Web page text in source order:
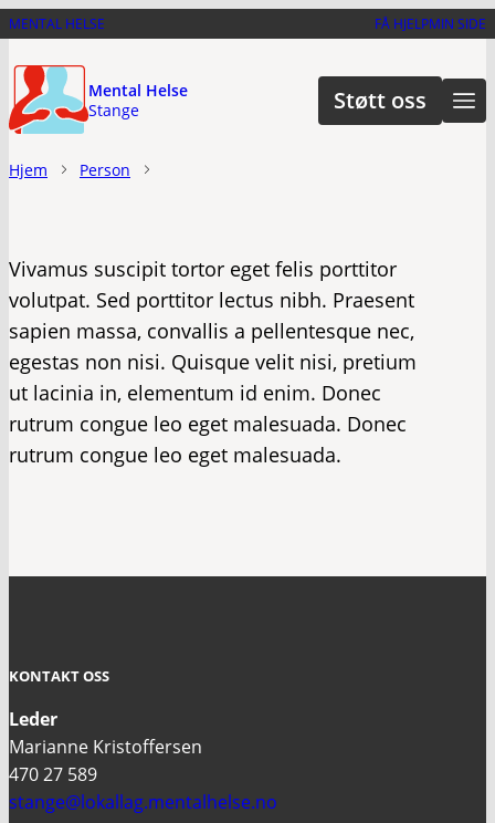
Hopp
hovedinnhold
MENTAL HELSE FÅ HJELPMIN SIDE
Mental Helse
Stange
Støtt oss
Hjem Person
Vivamus suscipit tortor eget felis porttitor
volutpat. Sed porttitor lectus nibh. Praesent
sapien massa, convallis a pellentesque nec,
egestas non nisi. Quisque velit nisi, pretium
ut lacinia in, elementum id enim. Donec
rutrum congue leo eget malesuada. Donec
rutrum congue leo eget malesuada.
KONTAKT OSS
Leder
Marianne Kristoffersen
470 27 589
stange@lokallag.mentalhelse.no